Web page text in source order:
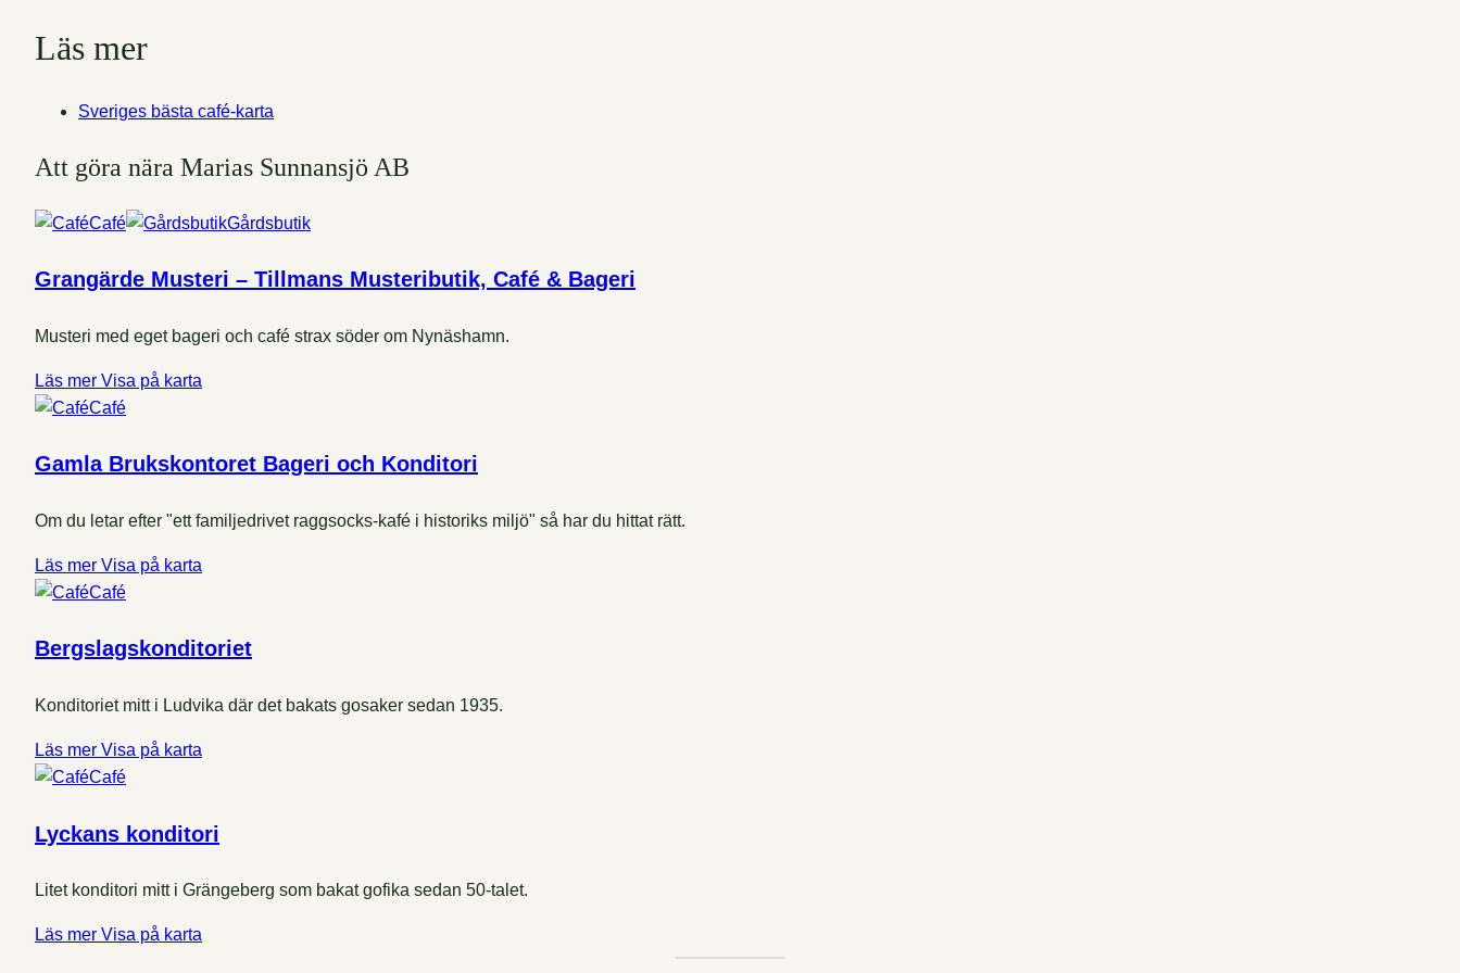
Läs mer
Sveriges bästa café-karta
Att göra nära Marias Sunnansjö AB
Café Gårdsbutik
Grangärde Musteri – Tillmans Musteributik, Café & Bageri
Musteri med eget bageri och café strax söder om Nynäshamn.
Läs mer Visa på karta
Café
Gamla Brukskontoret Bageri och Konditori
Om du letar efter "ett familjedrivet raggsocks-kafé i historiks miljö" så har du hittat rätt.
Läs mer Visa på karta
Café
Bergslagskonditoriet
Konditoriet mitt i Ludvika där det bakats gosaker sedan 1935.
Läs mer Visa på karta
Café
Lyckans konditori
Litet konditori mitt i Grängeberg som bakat gofika sedan 50-talet.
Läs mer Visa på karta